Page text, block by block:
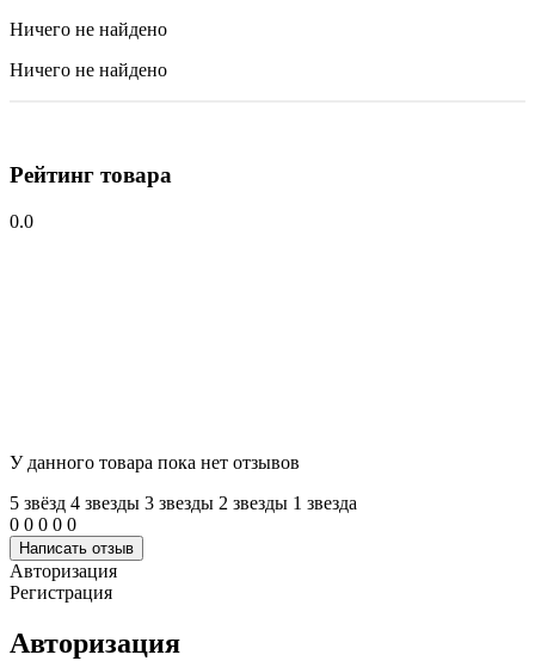
Ничего не найдено
Ничего не найдено
Рейтинг товара
0.0
У данного товара пока нет отзывов
5 звёзд 4 звeзды 3 звeзды 2 звeзды 1 звeзда
0 0 0 0 0
Написать отзыв
Авторизация
Регистрация
Авторизация